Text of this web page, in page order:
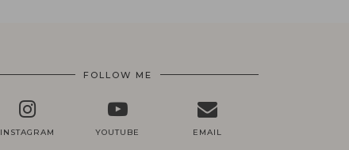
FOLLOW ME
INSTAGRAM YOUTUBE EMAIL